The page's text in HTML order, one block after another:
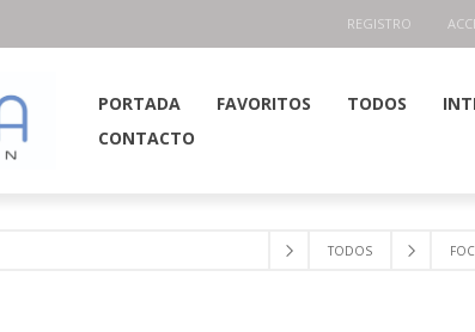
REGISTRO
PORTADA FAVORITOS TODOS
CONTACTO
TODOS